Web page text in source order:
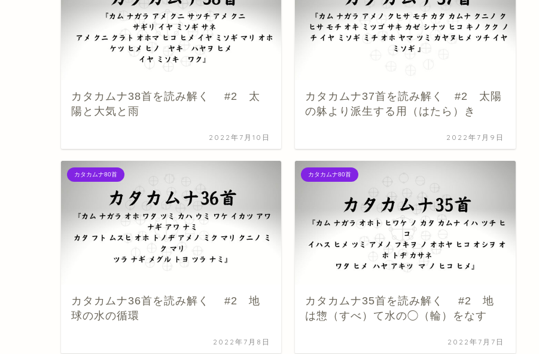
カタカムナ38首を読み解く #2 太
陽と大気と雨
2022年7月10日
カタカムナ37首を読み解く #2 太陽
の躰より派生する用（はたら）き
2022年7月9日
カタカムナ80首
カタカムナ36首を読み解く #2 地
球の水の循環
2022年7月8日
カタカムナ80首
カタカムナ35首を読み解く #2 地
は惣（すべ）て水の◯（輪）をなす
2022年7月7日